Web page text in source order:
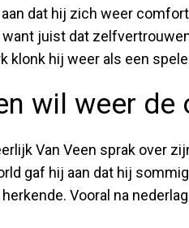
dat hij zich weer
juist dat
klonk hij weer als een
wil weer de
Van Veen sprak over
gaf hij aan dat hij
Vooral na